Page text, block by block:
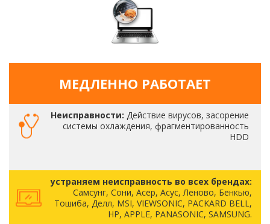
МЕДЛЕННО РАБОТАЕТ
Неисправности: Действие вирусов, засорение
системы охлаждения, фрагментированность
HDD
устраняем неисправность во всех брендах:
Самсунг, Сони, Асер, Асус, Леново, Бенкью,
Тошиба, Делл, MSI, VIEWSONIC, PACKARD BELL,
HP, APPLE, PANASONIC, SAMSUNG.